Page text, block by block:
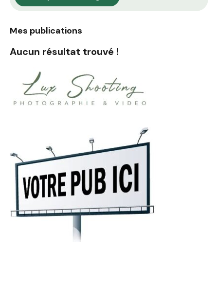
Mes publications
Aucun résultat trouvé !